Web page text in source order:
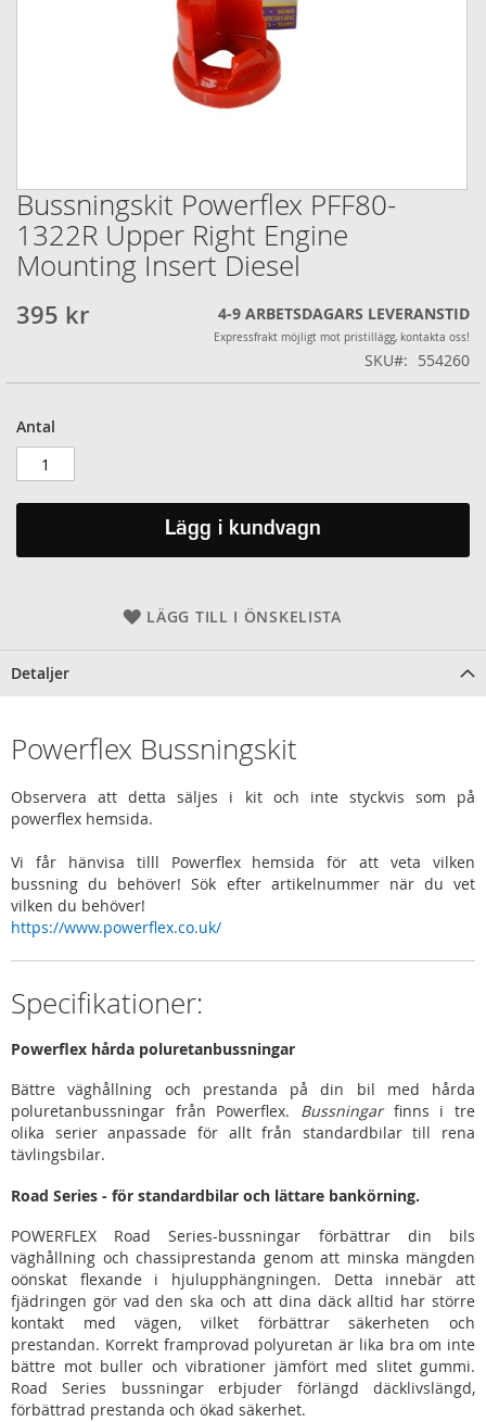
Bussningskit Powerflex PFF80-
1322R Upper Right Engine
Mounting Insert Diesel
395 kr 4-9 ARBETSDAGARS LEVERANSTID
Expressfrakt möjligt mot pristillägg, kontakta oss!
SKU 554260
Antal
Lägg i kundvagn
LÄGG TILL I ÖNSKELISTA
Hoppa
till
början
av
Detaljer
Powerflex Bussningskit
Observera att detta säljes i kit och inte styckvis som på
powerflex hemsida.
Vi får hänvisa tilll Powerflex hemsida för att veta vilken
bussning du behöver! Sök efter artikelnummer när du vet
vilken du behöver!
https://www.powerflex.co.uk/
Specifikationer:
Powerflex hårda poluretanbussningar
Bättre väghållning och prestanda på din bil med hårda
poluretanbussningar från Powerflex. Bussningar finns i tre
olika serier anpassade för allt från standardbilar till rena
tävlingsbilar.
Road Series - för standardbilar och lättare bankörning.
POWERFLEX Road Series-bussningar förbättrar din bils
väghållning och chassiprestanda genom att minska mängden
oönskat flexande i hjulupphängningen. Detta innebär att
fjädringen gör vad den ska och att dina däck alltid har större
kontakt med vägen, vilket förbättrar säkerheten och
prestandan. Korrekt framprovad polyuretan är lika bra om inte
bättre mot buller och vibrationer jämfört med slitet gummi.
Road Series bussningar erbjuder förlängd däcklivslängd,
förbättrad prestanda och ökad säkerhet.